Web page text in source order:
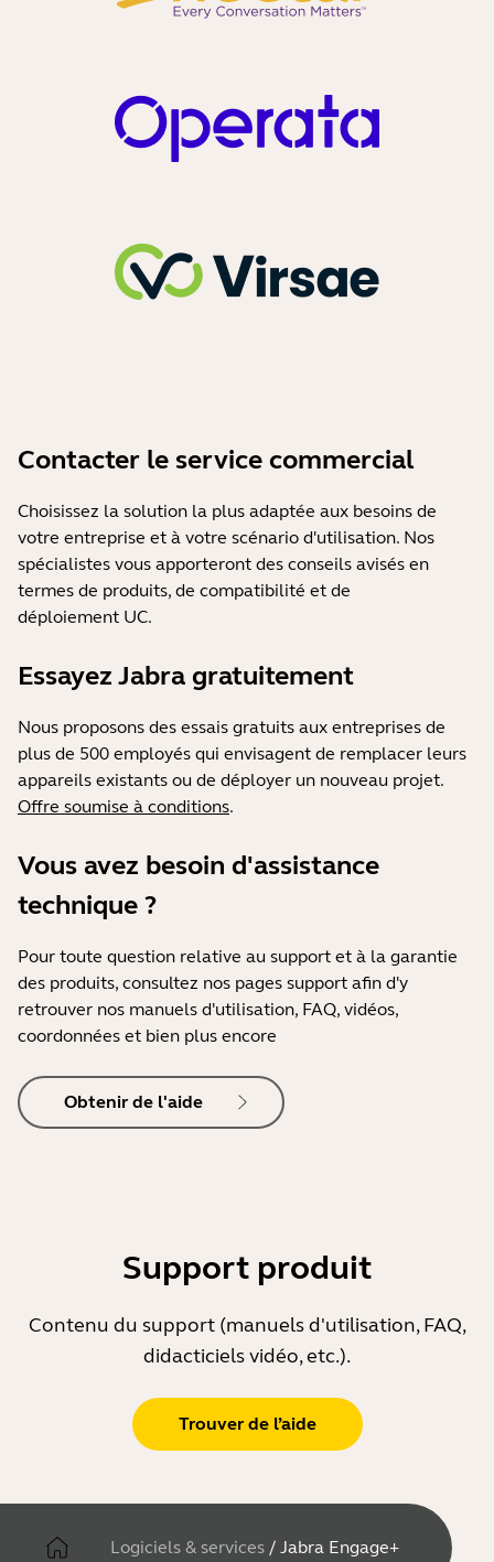
que prévu - Revendeur télécom
Contacter le service commercial
Choisissez la solution la plus adaptée aux besoins de
votre entreprise et à votre scénario d'utilisation. Nos
spécialistes vous apporteront des conseils avisés en
termes de produits, de compatibilité et de
déploiement UC.
Essayez Jabra gratuitement
Nous proposons des essais gratuits aux entreprises de
plus de 500 employés qui envisagent de remplacer leurs
appareils existants ou de déployer un nouveau projet.
Offre soumise à conditions.
Vous avez besoin d'assistance
technique ?
Pour toute question relative au support et à la garantie
des produits, consultez nos pages support afin d'y
retrouver nos manuels d'utilisation, FAQ, vidéos,
coordonnées et bien plus encore
Obtenir de l'aide
Support produit
Contenu du support (manuels d'utilisation, FAQ,
didacticiels vidéo, etc.).
Trouver de l’aide
Logiciels & services / Jabra Engage+